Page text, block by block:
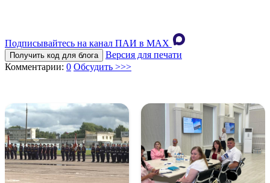
Подписывайтесь на канал ПАИ в MAХ
Получить код для блога
Версия для печати
Комментарии: 0 Обсудить >>>